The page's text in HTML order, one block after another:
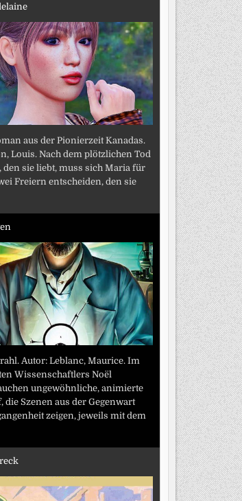
aus der Pionierzeit Kanadas.
Louis. Nach dem plötzlichen Tod
den sie liebt, muss sich Maria für
Freiern entscheiden, den sie
Autor: Leblanc, Maurice. Im
Wissenschaftlers Noël
ungewöhnliche, animierte
die Szenen aus der Gegenwart
zeigen, jeweils mit dem